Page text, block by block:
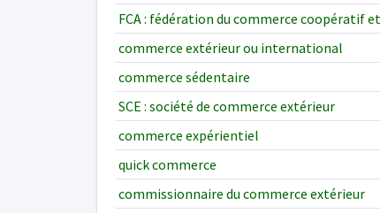
FCA : fédération du commerce coopératif
commerce extérieur ou international
commerce sédentaire
SCE : société de commerce extérieur
commerce expérientiel
quick commerce
commissionnaire du commerce extérieur